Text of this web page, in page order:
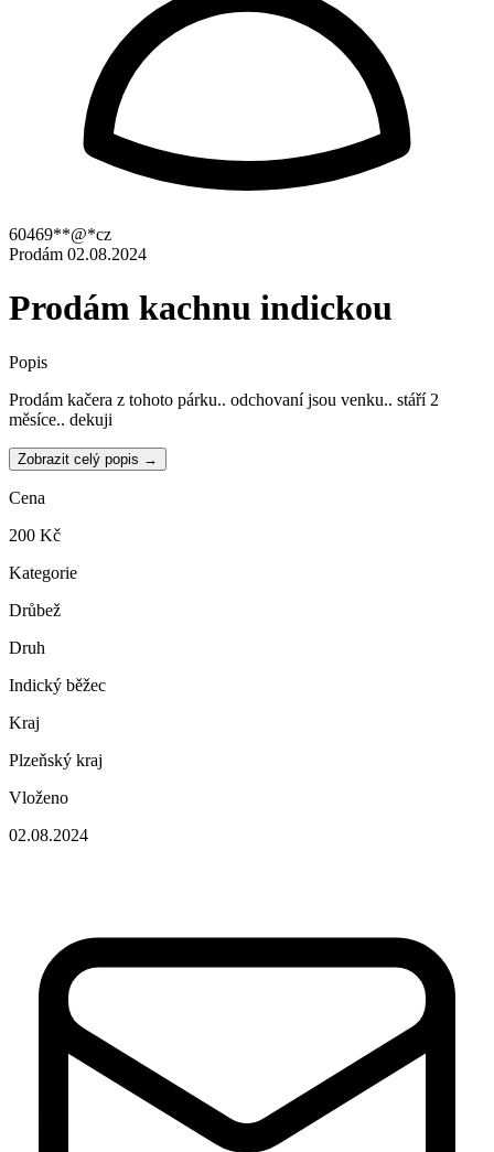
60469**@*cz
Prodám 02.08.2024
Prodám kachnu indickou
Popis
Prodám kačera z tohoto párku.. odchovaní jsou venku.. stáří 2
měsíce.. dekuji
Zobrazit celý popis →
Cena
200 Kč
Kategorie
Drůbež
Druh
Indický běžec
Kraj
Plzeňský kraj
Vloženo
02.08.2024